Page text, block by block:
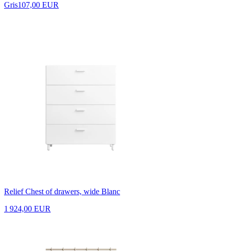
Gris107,00 EUR
Relief Chest of drawers, wide Blanc
1 924,00 EUR